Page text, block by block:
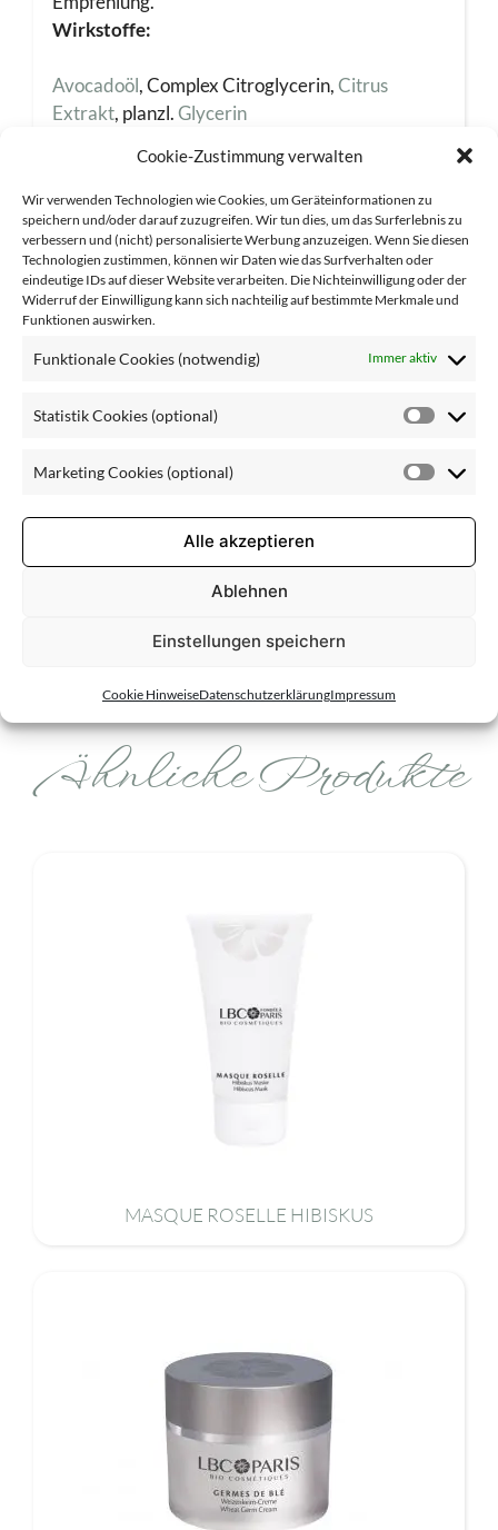
Cookie-Zustimmung verwalten
Wir verwenden Technologien wie Cookies, um Geräteinformationen zu
speichern und/oder darauf zuzugreifen. Wir tun dies, um das Surferlebnis zu
verbessern und (nicht) personalisierte Werbung anzuzeigen. Wenn Sie diesen
Technologien zustimmen, können wir Daten wie das Surfverhalten oder
eindeutige IDs auf dieser Website verarbeiten. Die Nichteinwilligung oder der
Widerruf der Einwilligung kann sich nachteilig auf bestimmte Merkmale und
Funktionen auswirken.
Funktionale Cookies (notwendig) Immer aktiv
Statistik Cookies (optional)
Marketing Cookies (optional)
Alle akzeptieren
Ablehnen
Einstellungen speichern
Cookie HinweiseDatenschutzerklärungImpressum
Wirkstoffe:
Avocadoöl, Complex Citroglycerin,Citrus
Extrakt, planzl.Glycerin
Ingredients: Aqua (Water), Paraffinum Liquidum (Mineral
Oil), Cetearyl Alcohol, Glycerin, Persea Gratissima
(Avocado) Oil, Prunus Amygdalus Dulcis (Sweet Almond)
Oil, Propylene Glycol, Stearic Acid, Palmitic Acid, Sodium
Cetearyl Sulfate, Butyrospermum Parkii (Shea) Butter,
Citrus Limon (Lemon) Fruit Extract, Phenoxyethanol,
Caprylyl Glycol, Dimethicone, Sodium Gluconate,
Potassium Hydroxide, Citric Acid, Lecithin, Tocopherol,
Phenethyl Acetate, Linalyl Acetate, Terpineol, Citrus
Limonene, Alpha-Isomethyl Ionone, Terpinolene Die auf
dem aktuellen Stand der Rezeptur zum Zeitpunkt der
Veröffentlichung. Da wir bei LBC kontinuierlich an der
neue wissenschaftliche Erkenntnisse in unsere
Formulierungen einfließen lassen, kann es in Einzelfällen zu
Deklaration auf der jeweiligen Produktverpackung.
Ähnliche Produkte
MASQUE ROSELLE HIBISKUS